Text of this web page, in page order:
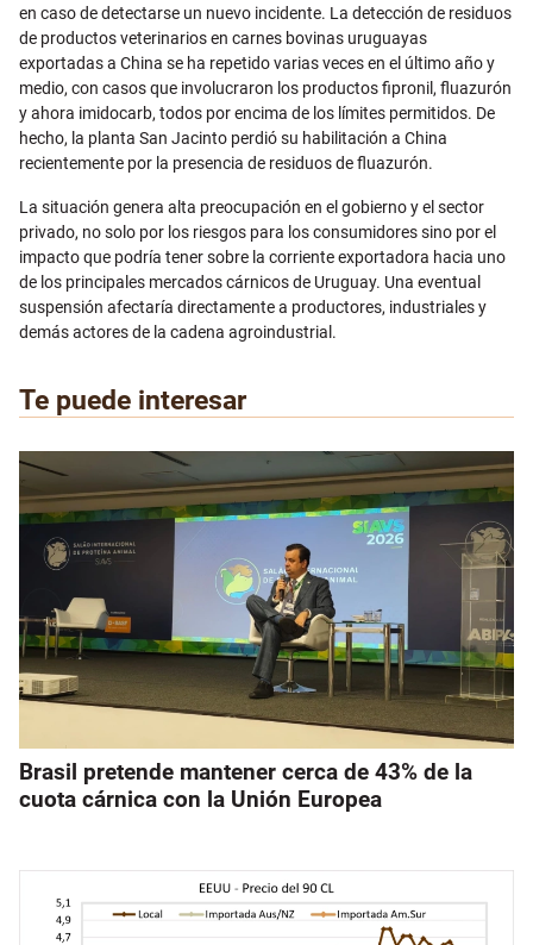
en caso de detectarse un nuevo incidente. La detección de residuos
de productos veterinarios en carnes bovinas uruguayas
exportadas a China se ha repetido varias veces en el último año y
medio, con casos que involucraron los productos fipronil, fluazurón
y ahora imidocarb, todos por encima de los límites permitidos. De
hecho, la planta San Jacinto perdió su habilitación a China
recientemente por la presencia de residuos de fluazurón.
La situación genera alta preocupación en el gobierno y el sector
privado, no solo por los riesgos para los consumidores sino por el
impacto que podría tener sobre la corriente exportadora hacia uno
de los principales mercados cárnicos de Uruguay. Una eventual
suspensión afectaría directamente a productores, industriales y
demás actores de la cadena agroindustrial.
Te puede interesar
Brasil pretende mantener cerca de 43% de la
cuota cárnica con la Unión Europea